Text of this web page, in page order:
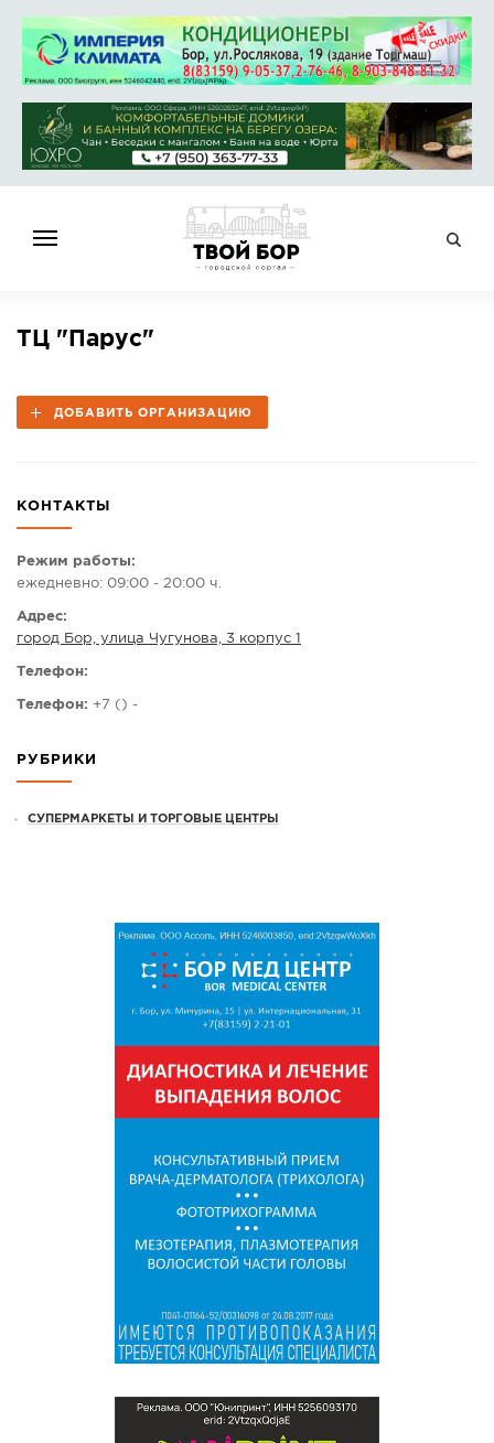
НОВОСТИ
ОБЪЯВЛЕНИЯ
КАМЕРЫ
КОНКУРСЫ
ТЦ "Парус"
ДОБАВИТЬ ОРГАНИЗАЦИЮ
КОНТАКТЫ
Режим работы:
ежедневно: 09:00 - 20:00 ч.
Адрес:
город Бор, улица Чугунова, 3 корпус 1
Телефон:
Телефон: +7 () -
РУБРИКИ
СУПЕРМАРКЕТЫ И ТОРГОВЫЕ ЦЕНТРЫ